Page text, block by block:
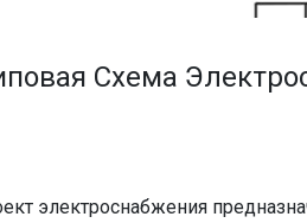
Схема
электроснабжения